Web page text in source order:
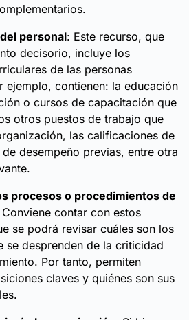
personal: Este recurso, que
decisorio, incluye los
de las personas
ejemplo, contienen: la educación
o cursos de capacitación que
otros puestos de trabajo que
las calificaciones de
desempeño previas, entre otra
procesos o procedimientos de
Conviene contar con estos
se podrá revisar cuáles son los
se desprenden de la criticidad
Por tanto, permiten
claves y quiénes son sus